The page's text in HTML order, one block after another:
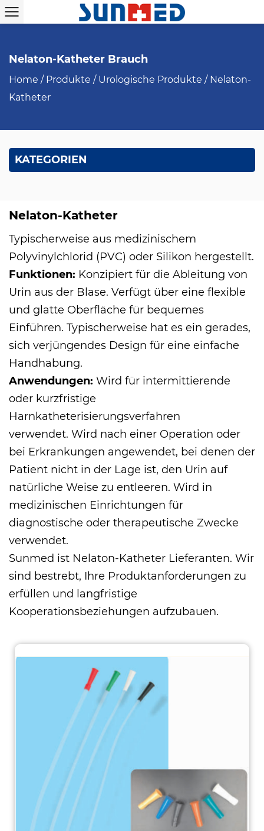
Nelaton-Katheter Brauch
Home / Produkte / Urologische Produkte / Nelaton-
Katheter
KATEGORIEN
Nelaton-Katheter
Typischerweise aus medizinischem
Polyvinylchlorid (PVC) oder Silikon hergestellt.
Funktionen: Konzipiert für die Ableitung von
Urin aus der Blase. Verfügt über eine flexible
und glatte Oberfläche für bequemes
Einführen. Typischerweise hat es ein gerades,
sich verjüngendes Design für eine einfache
Handhabung.
Anwendungen: Wird für intermittierende
oder kurzfristige
Harnkatheterisierungsverfahren
verwendet. Wird nach einer Operation oder
bei Erkrankungen angewendet, bei denen der
Patient nicht in der Lage ist, den Urin auf
natürliche Weise zu entleeren. Wird in
medizinischen Einrichtungen für
diagnostische oder therapeutische Zwecke
verwendet.
Sunmed ist Nelaton-Katheter Lieferanten. Wir
sind bestrebt, Ihre Produktanforderungen zu
erfüllen und langfristige
Kooperationsbeziehungen aufzubauen.